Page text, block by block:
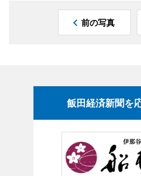
前の写真
飯田経済新聞を